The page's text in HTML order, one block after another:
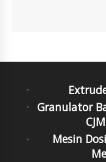
Granulator
Mesin